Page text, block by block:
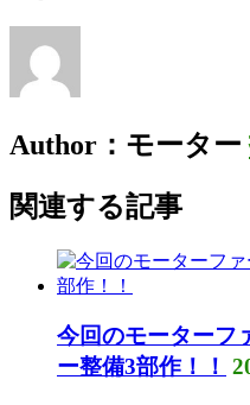
Author：モーター
関連する記事
今回のモーターフ
ー整備3部作！！